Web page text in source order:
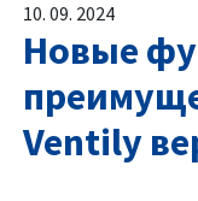
10. 09. 2024
Новые
Ventily